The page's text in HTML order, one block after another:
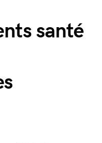
santé